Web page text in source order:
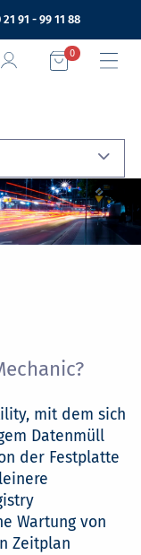
21 91 - 99 11 88
0
mit dem sich
Datenmüll
der Festplatte
Wartung von
Zeitplan